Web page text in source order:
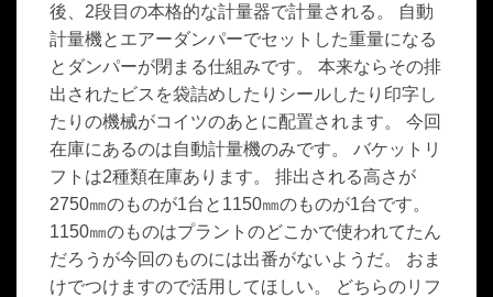
後、2段目の本格的な計量器で計量される。 自動
計量機とエアーダンパーでセットした重量になる
とダンパーが閉まる仕組みです。 本来ならその排
出されたビスを袋詰めしたりシールしたり印字し
たりの機械がコイツのあとに配置されます。 今回
在庫にあるのは自動計量機のみです。 バケットリ
フトは2種類在庫あります。 排出される高さが
2750㎜のものが1台と1150㎜のものが1台です。
1150㎜のものはプラントのどこかで使われてたん
だろうが今回のものには出番がないようだ。 おま
けでつけますので活用してほしい。 どちらのリフ